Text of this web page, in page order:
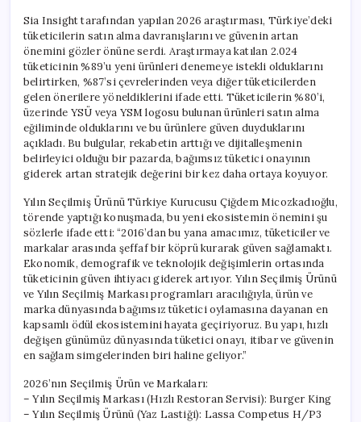
Sia Insight tarafından yapılan 2026 araştırması, Türkiye’deki
tüketicilerin satın alma davranışlarını ve güvenin artan
önemini gözler önüne serdi. Araştırmaya katılan 2.024
tüketicinin %89’u yeni ürünleri denemeye istekli olduklarını
belirtirken, %87’si çevrelerinden veya diğer tüketicilerden
gelen önerilere yöneldiklerini ifade etti. Tüketicilerin %80’i,
üzerinde YSÜ veya YSM logosu bulunan ürünleri satın alma
eğiliminde olduklarını ve bu ürünlere güven duyduklarını
açıkladı. Bu bulgular, rekabetin arttığı ve dijitalleşmenin
belirleyici olduğu bir pazarda, bağımsız tüketici onayının
giderek artan stratejik değerini bir kez daha ortaya koyuyor.
Yılın Seçilmiş Ürünü Türkiye Kurucusu Çiğdem Micozkadıoğlu,
törende yaptığı konuşmada, bu yeni ekosistemin önemini şu
sözlerle ifade etti: “2016’dan bu yana amacımız, tüketiciler ve
markalar arasında şeffaf bir köprü kurarak güven sağlamaktı.
Ekonomik, demografik ve teknolojik değişimlerin ortasında
tüketicinin güven ihtiyacı giderek artıyor. Yılın Seçilmiş Ürünü
ve Yılın Seçilmiş Markası programları aracılığıyla, ürün ve
marka dünyasında bağımsız tüketici oylamasına dayanan en
kapsamlı ödül ekosistemini hayata geçiriyoruz. Bu yapı, hızlı
değişen günümüz dünyasında tüketici onayı, itibar ve güvenin
en sağlam simgelerinden biri haline geliyor.”
2026’nın Seçilmiş Ürün ve Markaları:
– Yılın Seçilmiş Markası (Hızlı Restoran Servisi): Burger King
– Yılın Seçilmiş Ürünü (Yaz Lastiği): Lassa Competus H/P3